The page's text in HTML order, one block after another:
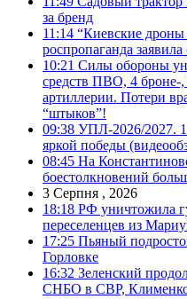
за бренд
11:14 “Киевские дроны
роспропаганда
10:21 Силы обороны
средств ПВО, 4 броне-,
артиллерии. Потери
“штыков”!
09:38 УПЛ-2026/2027.
яркой победы
08:45 На
боестолкновений
3 Серпня , 2026
18:18 РФ уничтожила
переселенцев из
17:25 Пьяный
Горловке
16:32 Зеленский
СНБО в СВР,